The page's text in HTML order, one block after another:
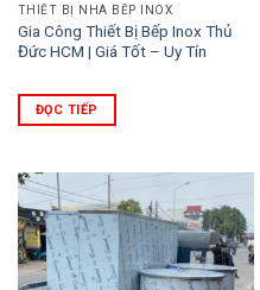
THIẾT BỊ NHÀ BẾP INOX
Gia Công Thiết Bị Bếp Inox Thủ
Đức HCM | Giá Tốt – Uy Tín
ĐỌC TIẾP